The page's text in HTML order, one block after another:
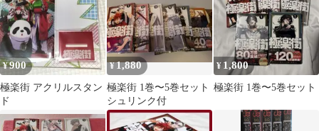
¥900
極楽街 アクリルスタン
ド
¥1,880
極楽街 1巻〜5巻セット
シュリンク付
¥ 1,800
極楽街 1巻〜5巻セット